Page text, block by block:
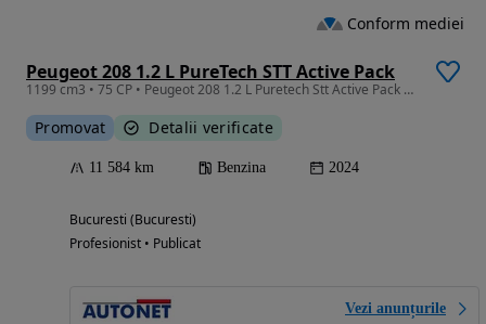
Peugeot 208 1.2 L PureTech STT Active Pack
1199 cm3 • 75 CP • Peugeot 208 1.2 L Puretech Stt Active Pack 2024
Promovat Detalii verificate
11 584 km Benzina 2024
Bucuresti (Bucuresti)
Profesionist • Publicat
Vezi anunțurile
Conform mediei